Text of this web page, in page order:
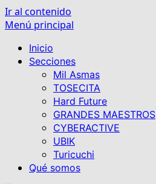
Ir al contenido
Menú principal
Inicio
Secciones
Mil Asmas
TOSECITA
Hard Future
GRANDES MAESTROS
CYBERACTIVE
UBIK
Turicuchi
Qué somos